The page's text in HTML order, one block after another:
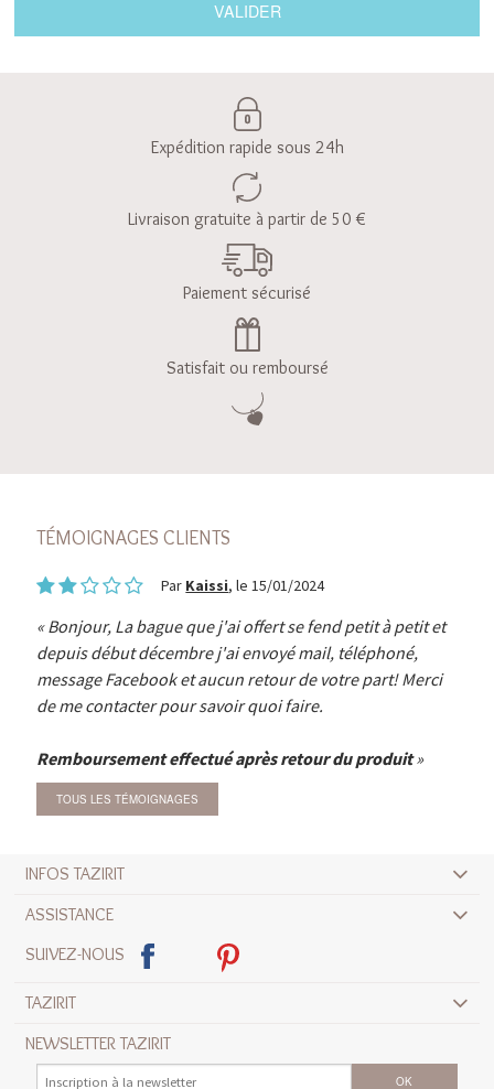
Expédition rapide sous 24h
Livraison gratuite à partir de 50 €
Paiement sécurisé
Satisfait ou remboursé
TÉMOIGNAGES CLIENTS
Par Kaissi, le 15/01/2024
Bonjour, La bague que j'ai offert se fend petit à petit et
depuis début décembre j'ai envoyé mail, téléphoné,
message Facebook et aucun retour de votre part! Merci
de me contacter pour savoir quoi faire.
Remboursement effectué après retour du produit
TOUS LES TÉMOIGNAGES
INFOS TAZIRIT
ASSISTANCE
SUIVEZ-NOUS
TAZIRIT
NEWSLETTER TAZIRIT